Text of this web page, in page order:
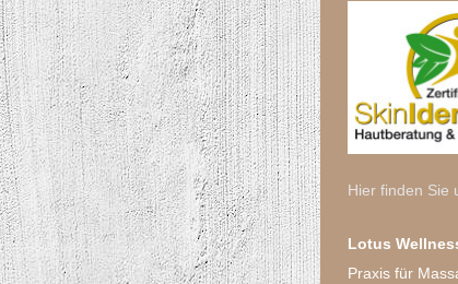
Hier finden Sie
Lotus
Praxis für